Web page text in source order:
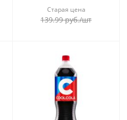
Старая цена
139.99руб./шт